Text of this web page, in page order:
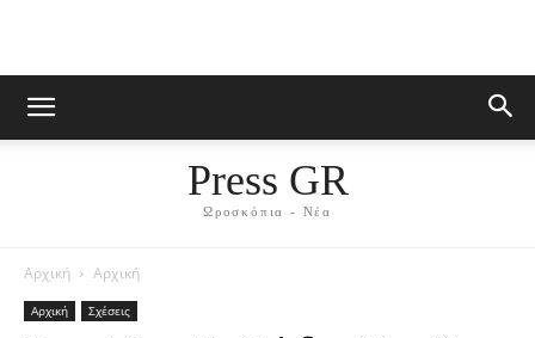
Press GR
Ωροσκόπια - Νέα
Αρχική Αρχική
Αρχική Σχέσεις